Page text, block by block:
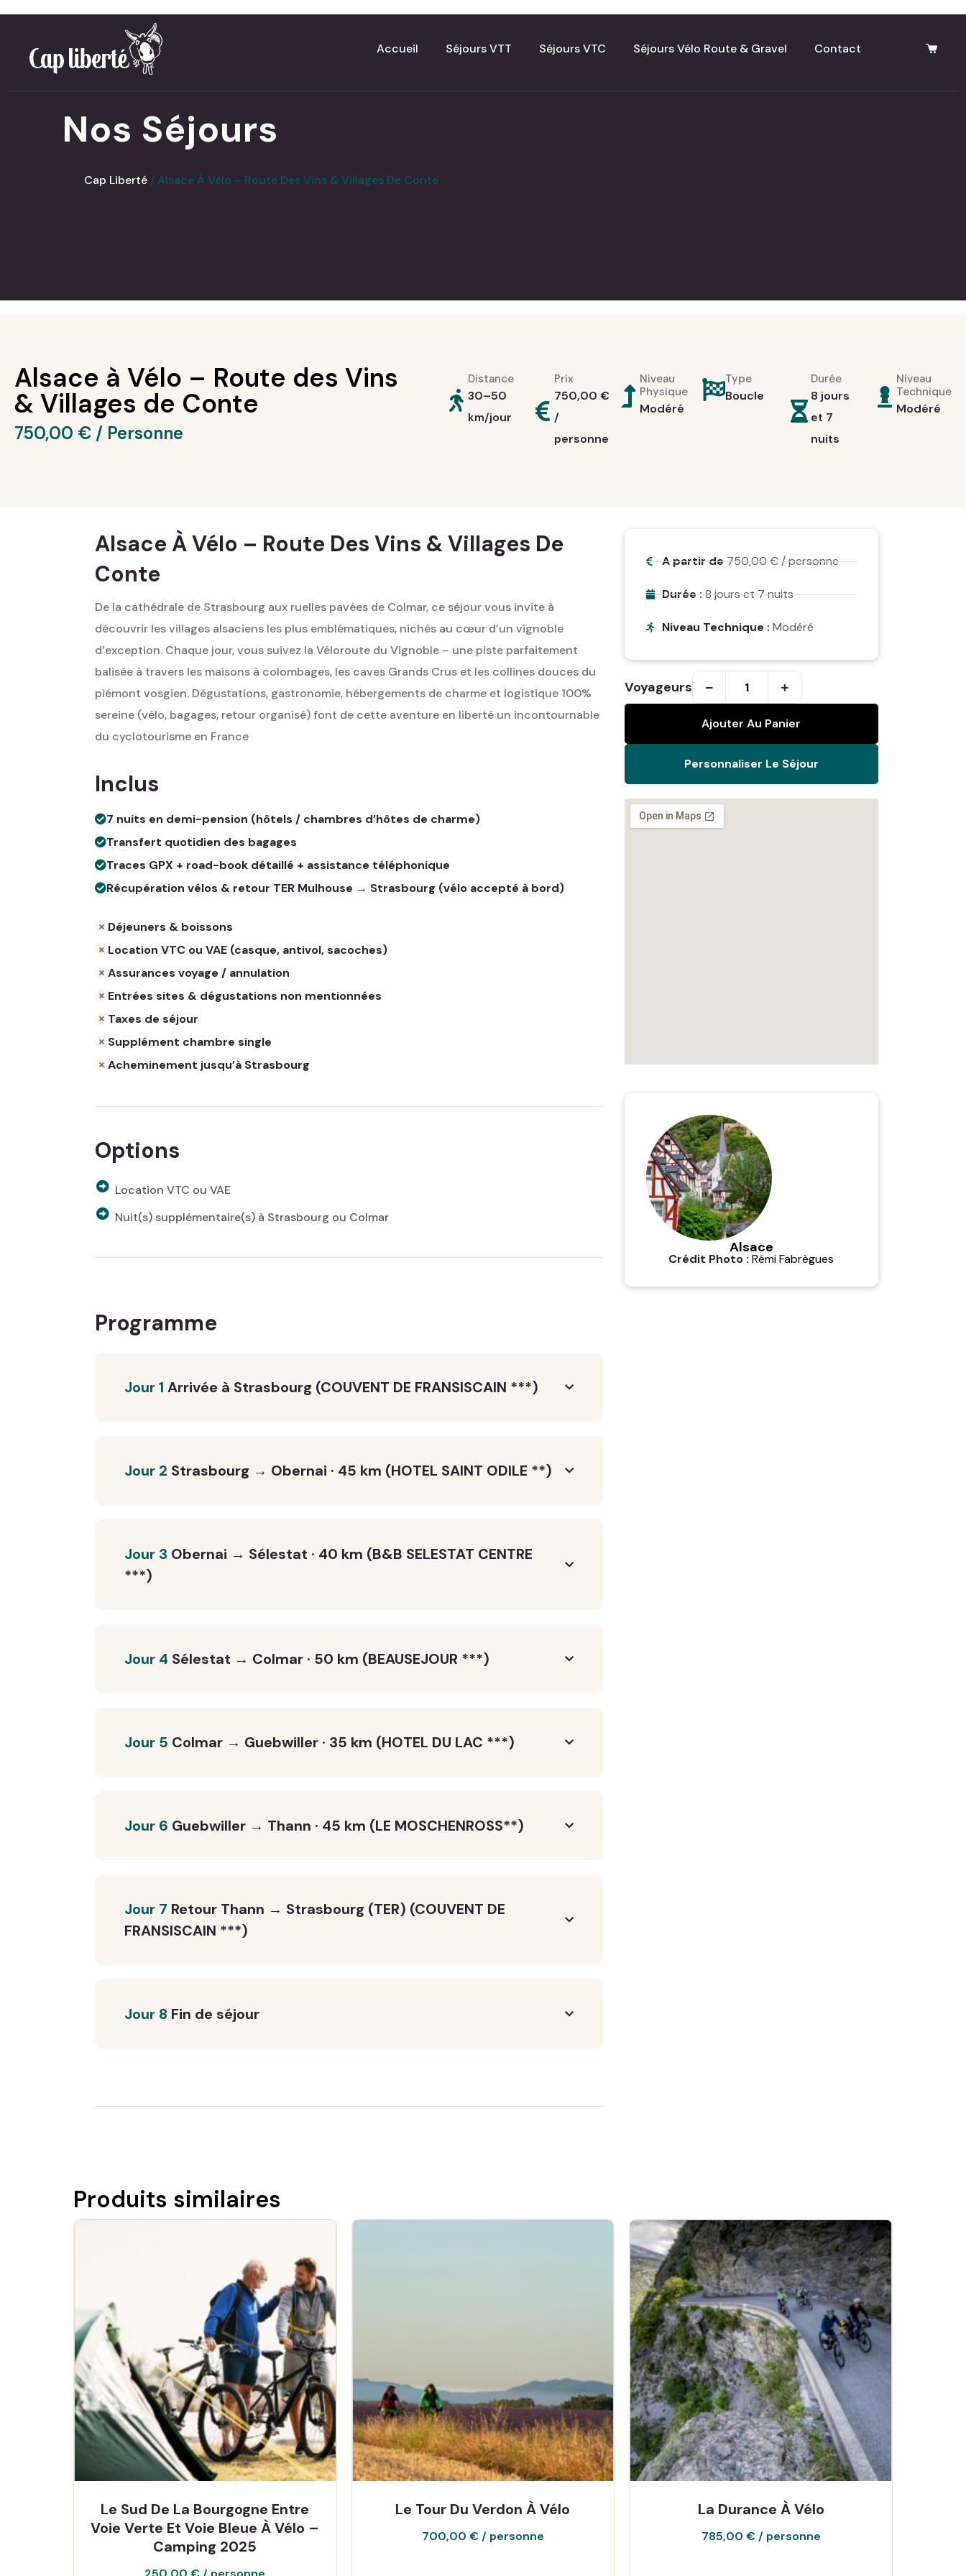
Accueil Séjours VTT Séjours VTC Séjours Vélo Route & Gravel Contact
Nos Séjours
Cap Liberté Alsace À Vélo – Route Des Vins & Villages De Conte
Alsace à Vélo – Route des Vins
& Villages de Conte
750,00 €
Distance
30–50
km/jour
Prix
750,00 €
/
personne
Niveau
Physique
Modéré
Type
Boucle
Durée
8 jours
et 7
nuits
Niveau
Technique
Modéré
Alsace À Vélo – Route Des Vins & Villages De
Conte
De la cathédrale de Strasbourg aux ruelles pavées de Colmar, ce séjour vous invite à
découvrir les villages alsaciens les plus emblématiques, nichés au cœur d’un vignoble
d’exception. Chaque jour, vous suivez la Véloroute du Vignoble – une piste parfaitement
balisée à travers les maisons à colombages, les caves Grands Crus et les collines douces du
piémont vosgien. Dégustations, gastronomie, hébergements de charme et logistique 100%
sereine (vélo, bagages, retour organisé) font de cette aventure en liberté un incontournable
du cyclotourisme en France
Inclus
7 nuits en demi-pension (hôtels / chambres d’hôtes de charme)
Transfert quotidien des bagages
Traces GPX + road-book détaillé + assistance téléphonique
Récupération vélos & retour TER Mulhouse → Strasbourg (vélo accepté à bord)
Déjeuners & boissons
Location VTC ou VAE (casque, antivol, sacoches)
Assurances voyage / annulation
Entrées sites & dégustations non mentionnées
Taxes de séjour
Supplément chambre single
Acheminement jusqu’à Strasbourg
Options
Location VTC ou VAE
Nuit(s) supplémentaire(s) à Strasbourg ou Colmar
Programme
Jour 1 Arrivée à Strasbourg (COUVENT DE FRANSISCAIN ***)
Jour 2 Strasbourg → Obernai · 45 km (HOTEL SAINT ODILE **)
Jour 3 Obernai → Sélestat · 40 km (B&B SELESTAT CENTRE
***)
Jour 4 Sélestat → Colmar · 50 km (BEAUSEJOUR ***)
Jour 5 Colmar → Guebwiller · 35 km (HOTEL DU LAC ***)
Jour 6 Guebwiller → Thann · 45 km (LE MOSCHENROSS**)
Jour 7 Retour Thann → Strasbourg (TER) (COUVENT DE
FRANSISCAIN ***)
Jour 8 Fin de séjour
A partir de750,00€/ personne
Durée :8 jours et 7 nuits
Niveau Technique :Modéré
Voyageurs
Ajouter Au Panier
Personnaliser Le Séjour
Alsace
Crédit Photo : Rémi Fabrègues
Produits similaires
Le Sud De La Bourgogne Entre
Voie Verte Et Voie Bleue À Vélo –
Camping 2025
Le Tour Du Verdon À Vélo
700,00 €
La Durance À Vélo
785,00 €